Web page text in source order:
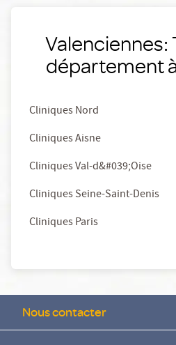
Valenciennes:
département
Cliniques Nord
Cliniques Aisne
Cliniques Val-d&#039;Oise
Cliniques Seine-Saint-Denis
Cliniques Paris
Nous contacter